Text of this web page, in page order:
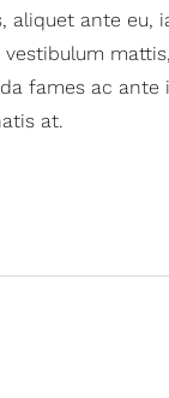
ante eu,
fames ac
at.